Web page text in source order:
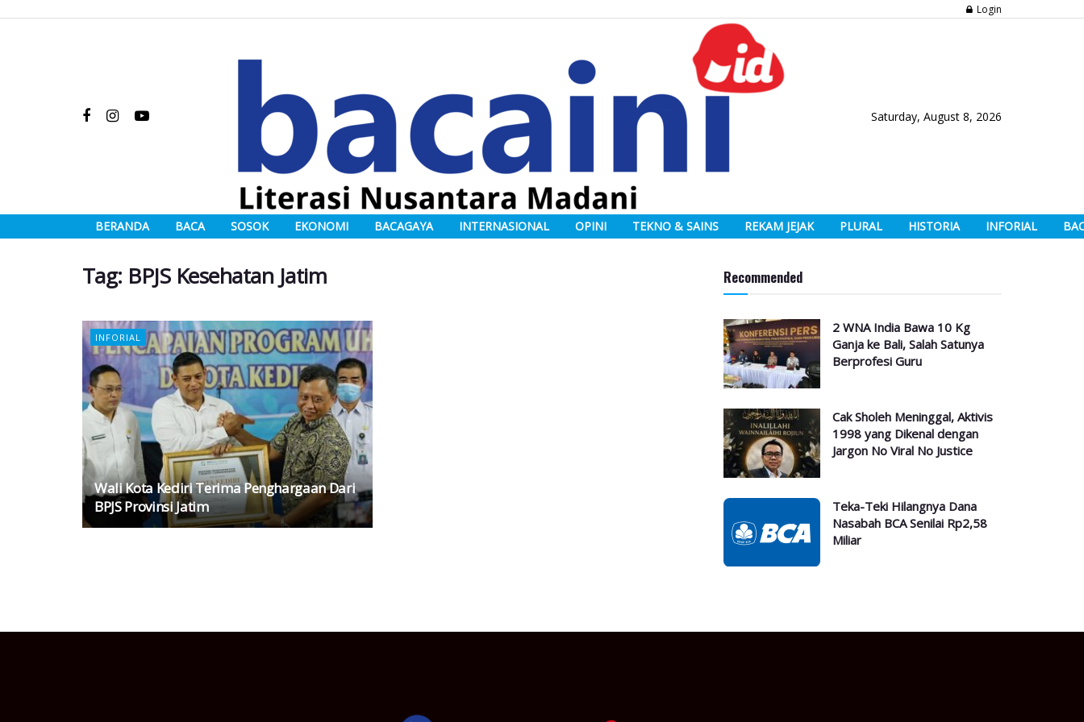
Login
Saturday, August 8, 2026
BERANDA BACA SOSOK EKONOMI BACAGAYA INTERNASIONAL OPINI TEKNO & SAINS REKAM JEJAK PLURAL HISTORIA INFORIAL
Tag: BPJS Kesehatan Jatim
INFORIAL
Wali Kota Kediri Terima Penghargaan Dari
BPJS Provinsi Jatim
Recommended
2 WNA India Bawa 10 Kg
Ganja ke Bali, Salah Satunya
Berprofesi Guru
Cak Sholeh Meninggal, Aktivis
1998 yang Dikenal dengan
Jargon No Viral No Justice
Teka-Teki Hilangnya Dana
Nasabah BCA Senilai Rp2,58
Miliar